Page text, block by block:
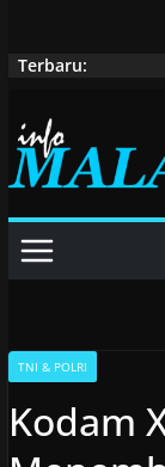
Terbaru:
TNI & POLRI
Kodam